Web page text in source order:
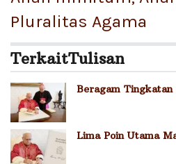
Pluralitas Agama
TerkaitTulisan
Beragam Tingkatan
Lima Poin Utama